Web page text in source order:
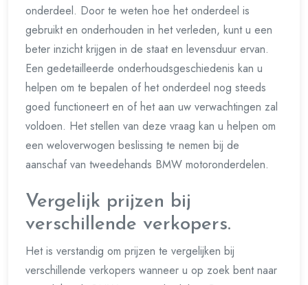
onderdeel. Door te weten hoe het onderdeel is
gebruikt en onderhouden in het verleden, kunt u een
beter inzicht krijgen in de staat en levensduur ervan.
Een gedetailleerde onderhoudsgeschiedenis kan u
helpen om te bepalen of het onderdeel nog steeds
goed functioneert en of het aan uw verwachtingen zal
voldoen. Het stellen van deze vraag kan u helpen om
een weloverwogen beslissing te nemen bij de
aanschaf van tweedehands BMW motoronderdelen.
Vergelijk prijzen bij
verschillende verkopers.
Het is verstandig om prijzen te vergelijken bij
verschillende verkopers wanneer u op zoek bent naar